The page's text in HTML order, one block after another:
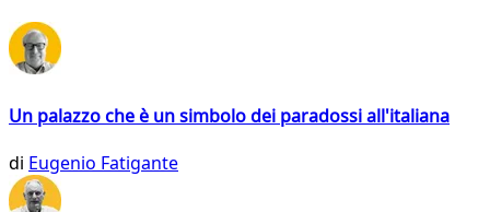
Un palazzo che è un simbolo dei paradossi all'italiana
di Eugenio Fatigante